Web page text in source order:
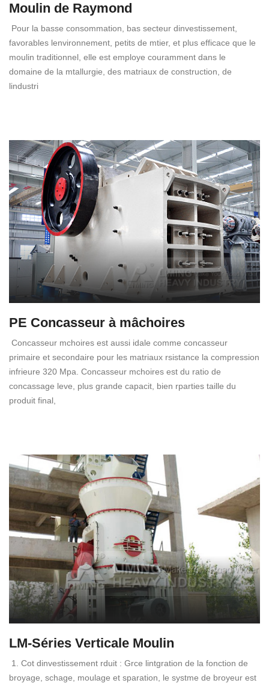
Moulin de Raymond
Pour la basse consommation, bas secteur dinvestissement,
favorables lenvironnement, petits de mtier, et plus efficace que le
moulin traditionnel, elle est employe couramment dans le
domaine de la mtallurgie, des matriaux de construction, de
lindustri
PE Concasseur à mâchoires
Concasseur mchoires est aussi idale comme concasseur
primaire et secondaire pour les matriaux rsistance la compression
infrieure 320 Mpa. Concasseur mchoires est du ratio de
concassage leve, plus grande capacit, bien rparties taille du
produit final,
LM-Séries Verticale Moulin
1. Cot dinvestissement rduit : Grce lintgration de la fonction de
broyage, schage, moulage et sparation, le systme de broyeur est